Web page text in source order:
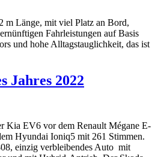
Länge, mit viel Platz an Bord,
Fahrleistungen auf Basis
und hohe Alltagstauglichkeit, das ist
Jahres 2022
Kia EV6 vor dem Renault Mégane E-
Hyundai Ioniq5 mit 261 Stimmen.
einzig verbleibendes Auto mit